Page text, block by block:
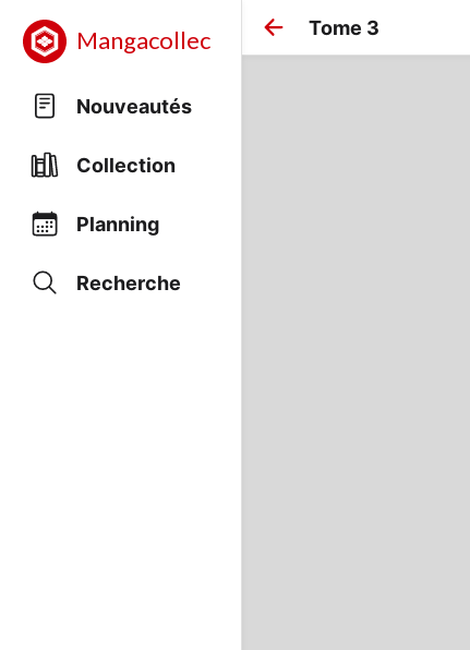
Mangacollec
Nouveautés
Collection
Planning
Recherche
Tome 3